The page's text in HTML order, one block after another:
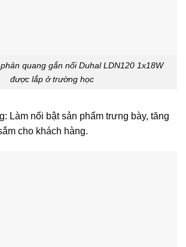
quang gắn nổi Duhal LDN120 1x18W
được lắp ở trường học
Làm nổi bật sản phẩm trưng bày, tăng
cho khách hàng.